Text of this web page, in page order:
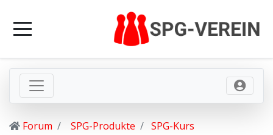
Forum SPG-Produkte
SPG-Kurs